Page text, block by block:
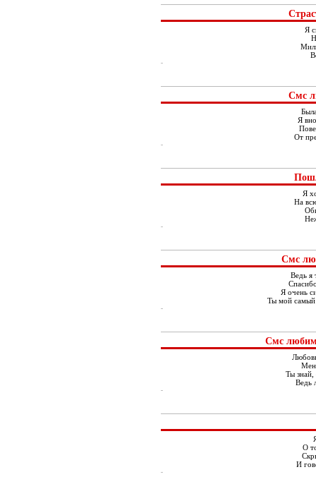
Я
Смс
Я
От
Я
На
Смс
Ведь я
Я очень
Ты мой самый
Смс
Ты
Ведь
О
И